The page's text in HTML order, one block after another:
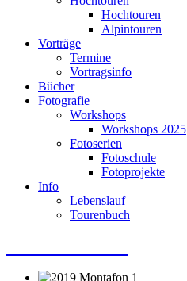
Hochtouren
Alpintouren
Vorträge
Termine
Vortragsinfo
Bücher
Fotografie
Workshops
Workshops 2025
Fotoserien
Fotoschule
Fotoprojekte
Info
Lebenslauf
Tourenbuch